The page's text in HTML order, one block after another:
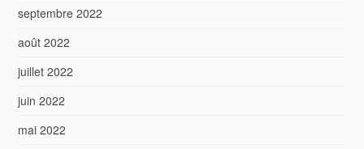
septembre 2022
août 2022
juillet 2022
juin 2022
mai 2022